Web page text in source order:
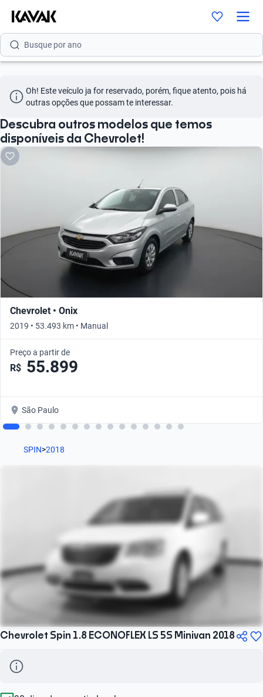
Busque por versão
Busque por ano
Oh! Este veículo ja for reservado, porém, fique atento, pois há
outras opções que possam te interessar.
Descubra outros modelos que temos
disponíveis da Chevrolet!
Chevrolet • Onix
2019 • 53.493 km • Manual
Preço a partir de
R$ 55.899
São Paulo
SPIN>2018
Chevrolet Spin 1.8 ECONOFLEX LS 5S Minivan 2018